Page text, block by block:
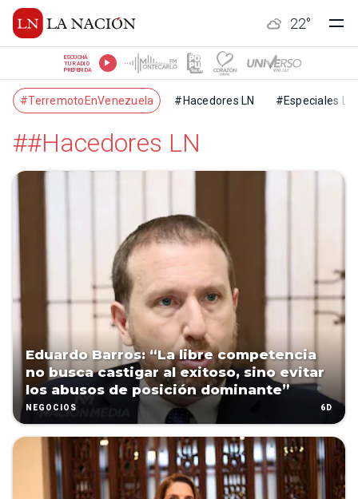
22°
ESCUCHÁ
TU RADIO
PREFERIDA
#TerremotoEnVenezuela #Hacedores LN #Especiales LN
##Hacedores LN
Eduardo Barros: “La libre competencia
no busca castigar al exitoso, sino evitar
los abusos de posición dominante”
NEGOCIOS 6D